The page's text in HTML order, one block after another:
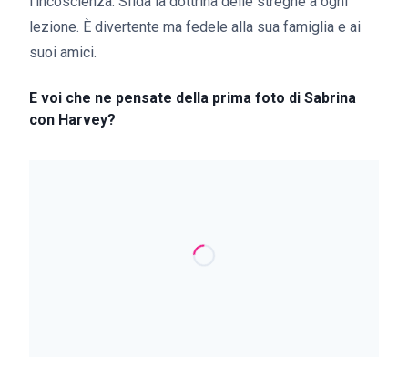
lezione. È divertente ma fedele alla sua famiglia e ai
suoi amici.
E voi che ne pensate della prima foto di Sabrina
con Harvey?